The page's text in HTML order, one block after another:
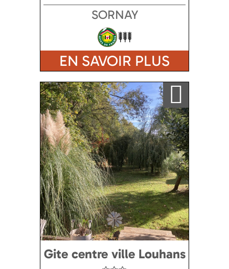
SORNAY
EN SAVOIR PLUS
Ajouter a ma sélection
Gite centre ville Louhans